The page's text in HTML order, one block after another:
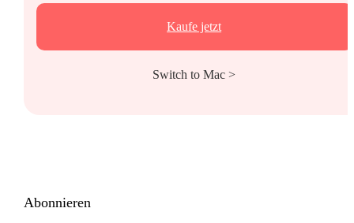
Kaufe jetzt
Switch to Mac >
Abonnieren